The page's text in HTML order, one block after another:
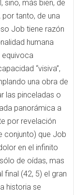
sino, más bien, de
tanto, de una
Job tiene razón
humana
equivoca
“visiva”,
una obra de
las pinceladas o
panorámica a
por revelación
conjunto) que Job
en el infinito
de oídas, mas
final (42, 5) el gran
historia se